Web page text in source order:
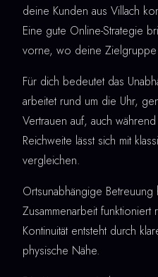
deine Kunden aus Villach
Eine gute Online-Strategie
vorne, wo deine Zielgruppe
Für dich bedeutet das
arbeitet rund um die Uhr,
Vertrauen auf, auch
Reichweite lässt sich mit
vergleichen.
Ortsunabhängige
Zusammenarbeit
Kontinuität entsteht durch
physische Nähe.